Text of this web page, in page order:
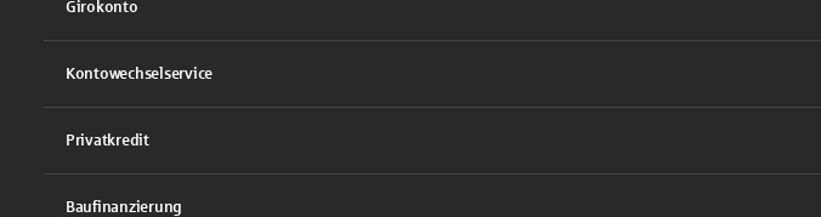
Girokonto
Kontowechselservice
Privatkredit
Baufinanzierung